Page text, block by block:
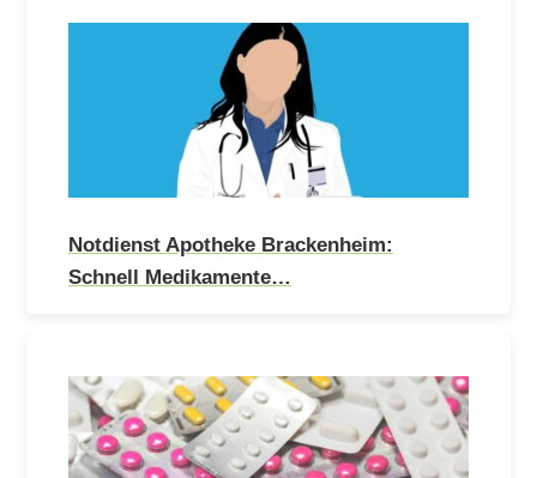
Notdienst Apotheke Brackenheim:
Schnell Medikamente…